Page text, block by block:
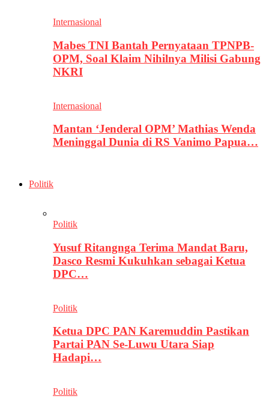
Internasional
Mabes TNI Bantah Pernyataan TPNPB-
OPM, Soal Klaim Nihilnya Milisi Gabung
NKRI
Internasional
Mantan ‘Jenderal OPM’ Mathias Wenda
Meninggal Dunia di RS Vanimo Papua…
Politik
Politik
Yusuf Ritangnga Terima Mandat Baru,
Dasco Resmi Kukuhkan sebagai Ketua
DPC…
Politik
Ketua DPC PAN Karemuddin Pastikan
Partai PAN Se-Luwu Utara Siap
Hadapi…
Politik